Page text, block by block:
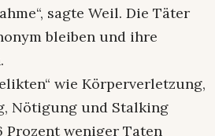
sagte Weil. Die Täter
bleiben und ihre
wie Körperverletzung,
Nötigung und Stalking
Prozent weniger Taten